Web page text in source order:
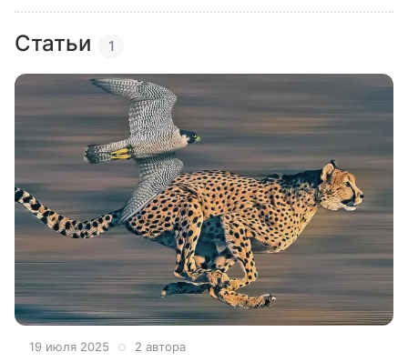
Статьи 1
19 июля 2025 2 автора